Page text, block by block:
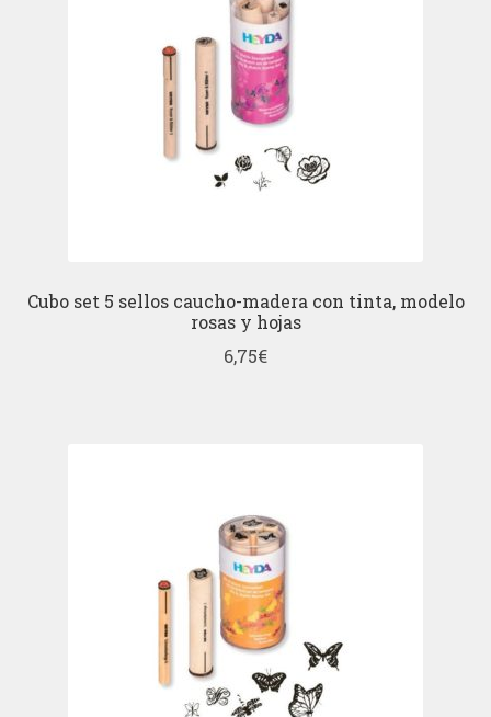
Cubo set 5 sellos caucho-madera con tinta, modelo
rosas y hojas
6,75€